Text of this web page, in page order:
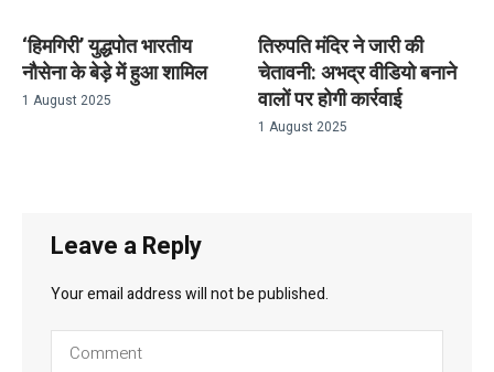
‘हिमगिरी’ युद्धपोत भारतीय
नौसेना के बेड़े में हुआ शामिल
1 August 2025
तिरुपति मंदिर ने जारी की
चेतावनी: अभद्र वीडियो बनाने
वालों पर होगी कार्रवाई
1 August 2025
Leave a Reply
Your email address will not be published.